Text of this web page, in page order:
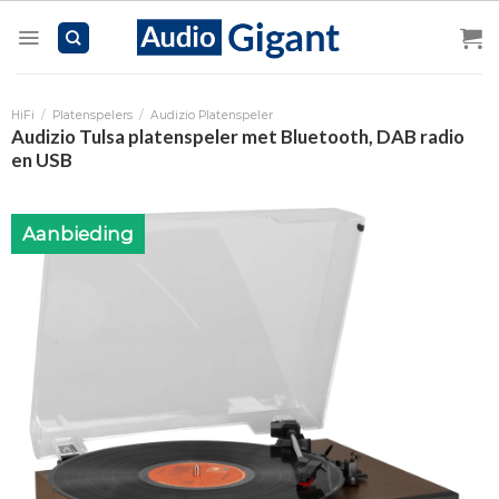
HiFi / Platenspelers / Audizio Platenspeler
Audizio Tulsa platenspeler met Bluetooth, DAB radio
en USB
Aanbieding